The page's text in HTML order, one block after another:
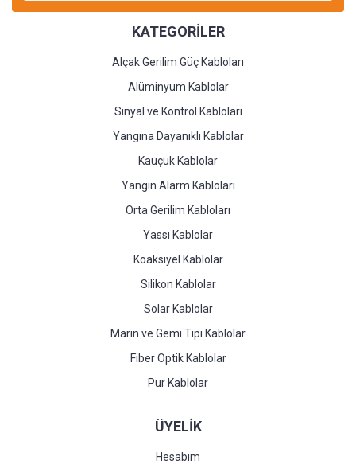
KATEGORİLER
Alçak Gerilim Güç Kabloları
Alüminyum Kablolar
Sinyal ve Kontrol Kabloları
Yangına Dayanıklı Kablolar
Kauçuk Kablolar
Yangın Alarm Kabloları
Orta Gerilim Kabloları
Yassı Kablolar
Koaksiyel Kablolar
Silikon Kablolar
Solar Kablolar
Marin ve Gemi Tipi Kablolar
Fiber Optik Kablolar
Pur Kablolar
ÜYELİK
Hesabım